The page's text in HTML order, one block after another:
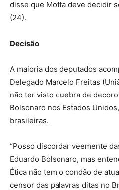
disse que Motta deve decidir
(24).
Decisão
A maioria dos deputados
Delegado Marcelo Freitas
não ter visto quebra de
Bolsonaro nos Estados
brasileiras.
“Posso discordar veemente
Eduardo Bolsonaro, mas
Ética não tem o condão de
censor das palavras ditas no